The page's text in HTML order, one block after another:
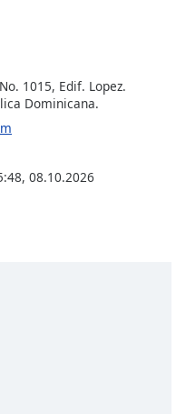
1015, Edif. Lopez.
Dominicana.
, 08.10.2026